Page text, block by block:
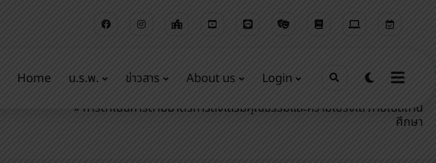
Home น.ร.พ. ข่าวสาร About us Login
การดำเนินการตามมาตรการส่งเสริมคุณธรรมและความโปร่งใส ภายในสถาน
ศึกษา